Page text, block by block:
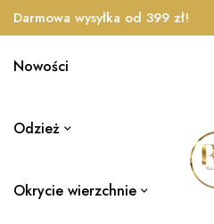
Darmowa wysyłka od 399 zł!
Nowości
Odzież
Okrycie wierzchnie